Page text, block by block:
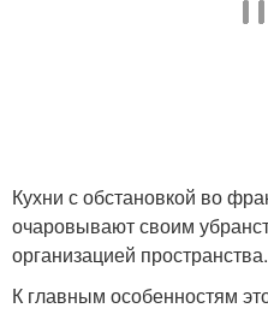
Кухни с обстановкой во
очаровывают своим
организацией пространства.
К главным особенностям